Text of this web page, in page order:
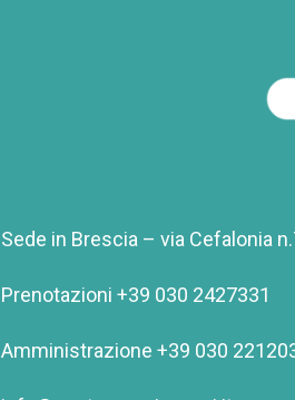
Sede in Brescia – via Cefalonia
Prenotazioni +39 030 2427331
Amministrazione +39 030